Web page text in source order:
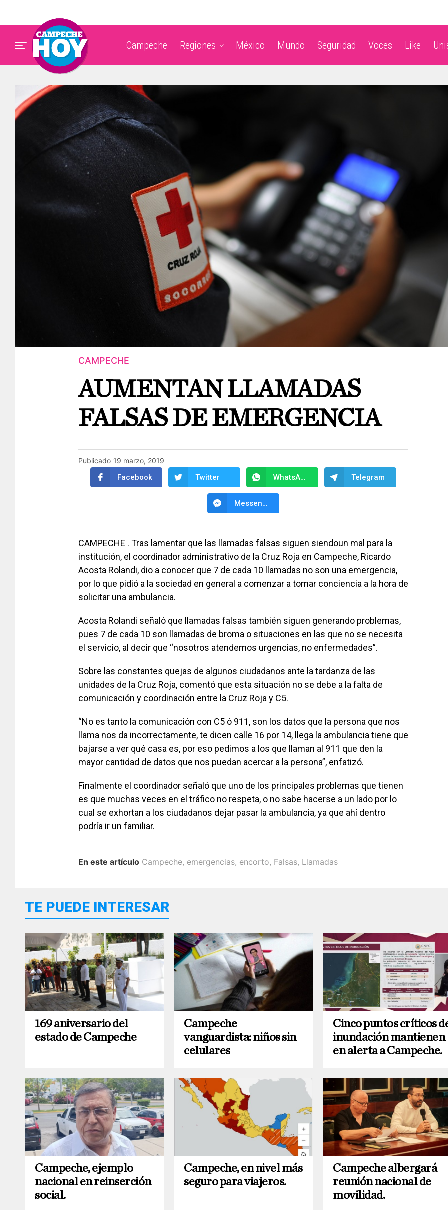
Campeche Regiones México Mundo Seguridad Voces Like
CAMPECHE
AUMENTAN LLAMADAS
FALSAS DE EMERGENCIA
Publicado 19 marzo, 2019
Facebook Twitter WhatsApp Telegram
Messenger
CAMPECHE . Tras lamentar que las llamadas falsas siguen siendoun mal para la
institución, el coordinador administrativo de la Cruz Roja en Campeche, Ricardo
Acosta Rolandi, dio a conocer que 7 de cada 10 llamadas no son una emergencia,
por lo que pidió a la sociedad en general a comenzar a tomar conciencia a la hora de
solicitar una ambulancia.
Acosta Rolandi señaló que llamadas falsas también siguen generando problemas,
pues 7 de cada 10 son llamadas de broma o situaciones en las que no se necesita
el servicio, al decir que “nosotros atendemos urgencias, no enfermedades”.
Sobre las constantes quejas de algunos ciudadanos ante la tardanza de las
unidades de la Cruz Roja, comentó que esta situación no se debe a la falta de
comunicación y coordinación entre la Cruz Roja y C5.
“No es tanto la comunicación con C5 ó 911, son los datos que la persona que nos
llama nos da incorrectamente, te dicen calle 16 por 14, llega la ambulancia tiene que
bajarse a ver qué casa es, por eso pedimos a los que llaman al 911 que den la
mayor cantidad de datos que nos puedan acercar a la persona”, enfatizó.
Finalmente el coordinador señaló que uno de los principales problemas que tienen
es que muchas veces en el tráfico no respeta, o no sabe hacerse a un lado por lo
cual se exhortan a los ciudadanos dejar pasar la ambulancia, ya que ahí dentro
podría ir un familiar.
En este artículo Campeche, emergencias, encorto, Falsas, Llamadas
TE PUEDE INTERESAR
169 aniversario del
estado de Campeche
Campeche
vanguardista: niños sin
celulares
Cinco puntos críticos
inundación mantienen
en alerta a Campeche.
Campeche, ejemplo
nacional en reinserción
social.
Campeche, en nivel más
seguro para viajeros.
Campeche albergará
reunión nacional de
movilidad.